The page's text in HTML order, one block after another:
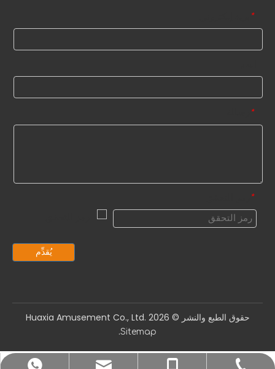
*
*
*
يُقدِّم
حقوق الطبع والنشر ©️ 2026
Sitemap
.